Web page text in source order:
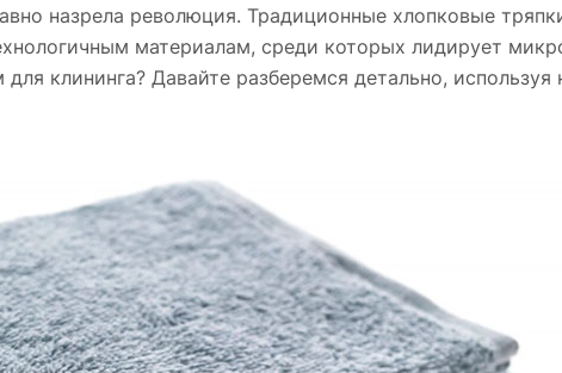
назрела революция. Традиционные хлопковые
материалам, среди которых лидирует
клининга? Давайте разберемся детально, используя